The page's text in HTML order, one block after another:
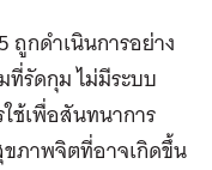
กดำเนินการอย่าง
รัดกุม ไม่มีระบบ
ช้เพื่อสันทนาการ
ภาพจิตที่อาจเกิดขึ้น